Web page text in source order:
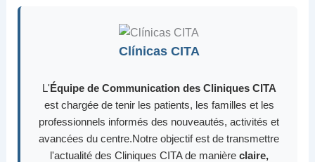
Clínicas CITA
L'Équipe de Communication des Cliniques CITA
est chargée de tenir les patients, les familles et les
professionnels informés des nouveautés, activités et
avancées du centre.Notre objectif est de transmettre
l'actualité des Cliniques CITA de manière claire,